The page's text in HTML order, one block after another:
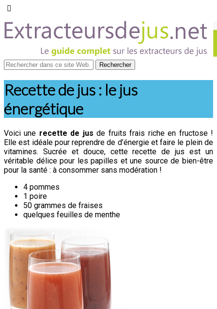
Recette de jus : le jus
énergétique
Voici une recette de jus de fruits frais riche en fructose !
Elle est idéale pour reprendre de d’énergie et faire le plein de
vitamines. Sucrée et douce, cette recette de jus est un
véritable délice pour les papilles et une source de bien-être
pour la santé : à consommer sans modération !
4 pommes
1 poire
50 grammes de fraises
quelques feuilles de menthe